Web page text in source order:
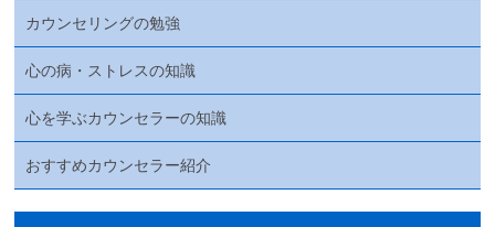
カウンセリングの勉強
心の病・ストレスの知識
心を学ぶカウンセラーの知識
おすすめカウンセラー紹介